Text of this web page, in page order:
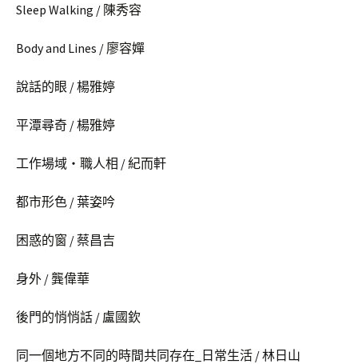
Sleep Walking / 陳秀容
Body and Lines / 廖容嬋
說話的眼 / 楊雅婷
平潭尋奇 / 楊雅婷
工作場域‧職人相 / 紀而軒
都市形色 / 葉姿吟
困惑的窗 / 蔡昌吉
身外 / 龔偉華
後門的悄悄話 / 盧國欽
同一個地方不同的時間共同存在_日常生活 / 林日山